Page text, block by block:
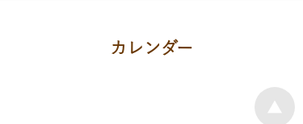
カレンダー